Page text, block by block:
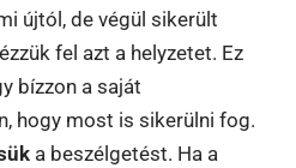
újtól, de végül sikerült
fel azt a helyzetet. Ez
bízzon a saját
hogy most is sikerülni fog.
a beszélgetést. Ha a